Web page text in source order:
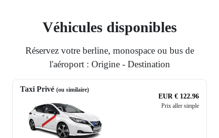
Véhicules disponibles
Réservez votre berline, monospace ou bus de
l'aéroport : Origine - Destination
Taxi Privé (ou similaire)
EUR € 122.96
Prix aller simple